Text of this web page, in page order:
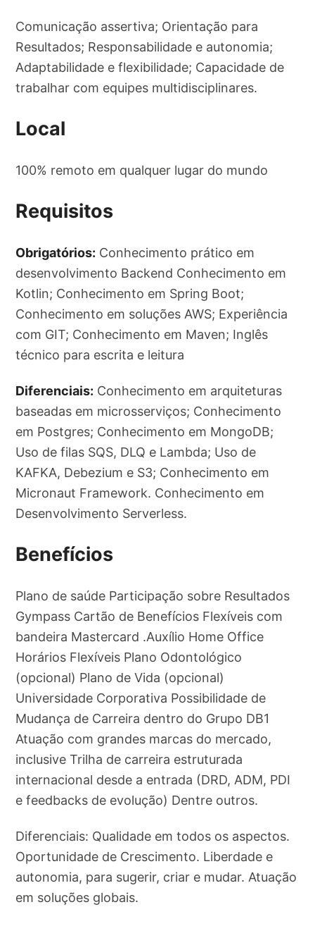
Comunicação assertiva; Orientação para
Resultados; Responsabilidade e autonomia;
Adaptabilidade e flexibilidade; Capacidade de
trabalhar com equipes multidisciplinares.
Local
100% remoto em qualquer lugar do mundo
Requisitos
Obrigatórios: Conhecimento prático em
desenvolvimento Backend Conhecimento em
Kotlin; Conhecimento em Spring Boot;
Conhecimento em soluções AWS; Experiência
com GIT; Conhecimento em Maven; Inglês
técnico para escrita e leitura
Diferenciais: Conhecimento em arquiteturas
baseadas em microsserviços; Conhecimento
em Postgres; Conhecimento em MongoDB;
Uso de filas SQS, DLQ e Lambda; Uso de
KAFKA, Debezium e S3; Conhecimento em
Micronaut Framework. Conhecimento em
Desenvolvimento Serverless.
Benefícios
Plano de saúde Participação sobre Resultados
Gympass Cartão de Benefícios Flexíveis com
bandeira Mastercard .Auxílio Home Office
Horários Flexíveis Plano Odontológico
(opcional) Plano de Vida (opcional)
Universidade Corporativa Possibilidade de
Mudança de Carreira dentro do Grupo DB1
Atuação com grandes marcas do mercado,
inclusive Trilha de carreira estruturada
internacional desde a entrada (DRD, ADM, PDI
e feedbacks de evolução) Dentre outros.
Diferenciais: Qualidade em todos os aspectos.
Oportunidade de Crescimento. Liberdade e
autonomia, para sugerir, criar e mudar. Atuação
em soluções globais.